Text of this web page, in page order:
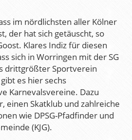
im nördlichsten aller Kölner
der hat sich getäuscht, so
Klares Indiz für diesen
sich in Worringen mit der SG
drittgrößter Sportverein
es hier sechs
Karnevalsvereine. Dazu
einen Skatklub und zahlreiche
wie DPSG-Pfadfinder und
(KJG).